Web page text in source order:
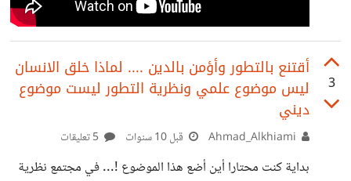
3
أقتنع بالتطور وأؤمن بالدين .... لماذا خلق الانسان
ليس موضوع علمي ونظرية التطور ليست موضوع
ديني
قبل 10 سنوات
بداية كنت محتارا أين أضع هذا الموضوع !... في مجتمع نظرية